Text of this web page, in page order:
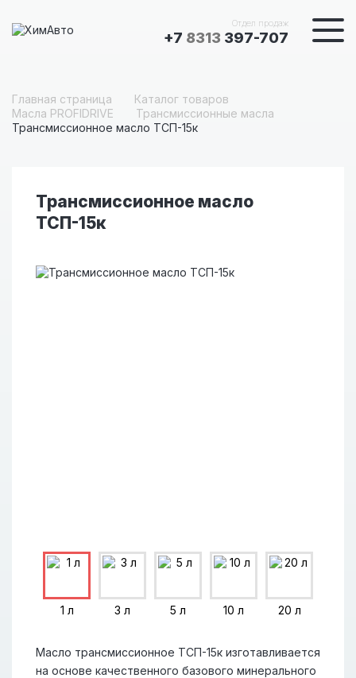
Отдел продаж
+7 8313 397-707
Главная страница
Каталог товаров
Масла PROFIDRIVE
Трансмиссионные масла
Трансмиссионное масло ТСП-15к
Трансмиссионное масло
ТСП-15к
Масло трансмиссионное ТСП-15к изготавливается
на основе качественного базового минерального
1 л 3 л 5 л 10 л 20 л